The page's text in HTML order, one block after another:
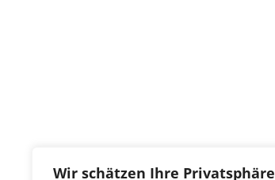
Wir schätzen Ihre Privatsphäre